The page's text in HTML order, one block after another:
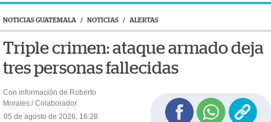
NOTICIAS GUATEMALA / NOTICIAS / ALERTAS
Triple crimen: ataque armado deja
tres personas fallecidas
Con información de Roberto
Morales / Colaborador
05 de agosto de 2026, 16:28